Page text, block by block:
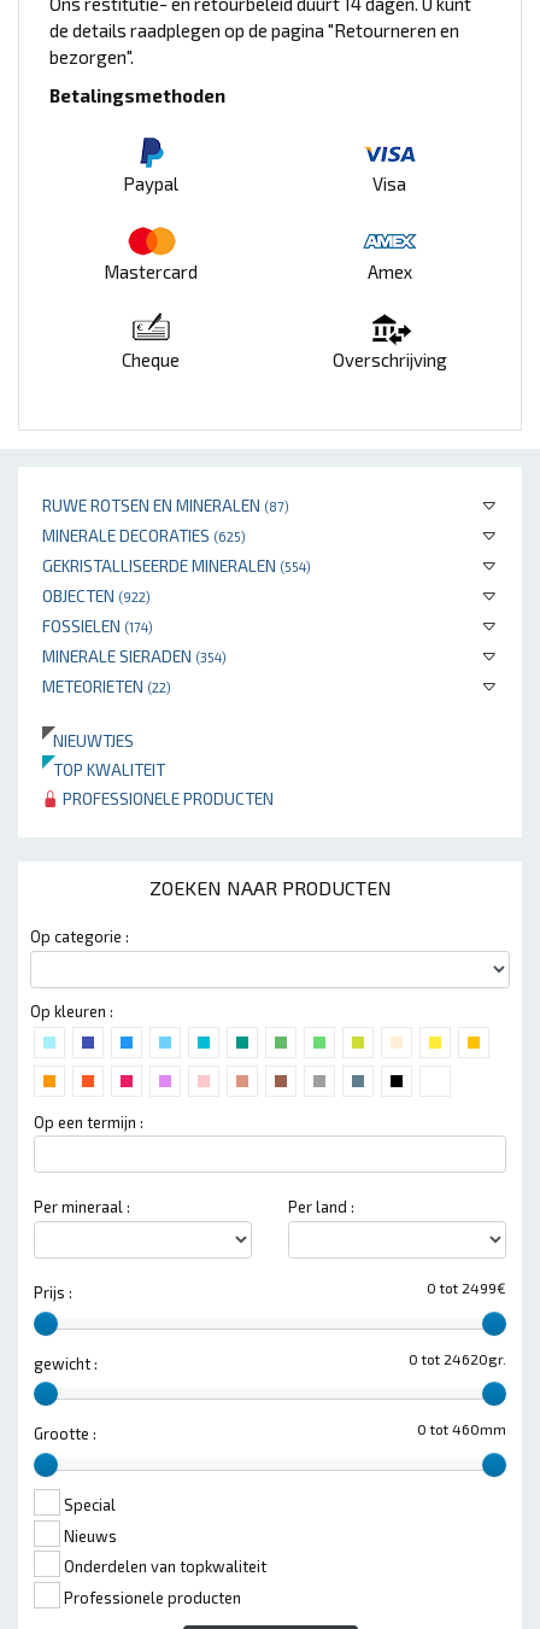
RUWE ROTSEN EN MINERALEN (87)
MINERALE DECORATIES (625)
GEKRISTALLISEERDE MINERALEN (554)
OBJECTEN (922)
FOSSIELEN (174)
MINERALE SIERADEN (354)
METEORIETEN (22)
NIEUWTJES
TOP KWALITEIT
PROFESSIONELE PRODUCTEN
ZOEKEN NAAR PRODUCTEN
Op categorie :
Op kleuren :
Op een termijn :
Per mineraal : Per land :
0 tot 2499€
Prijs :
0 tot 24620gr.
gewicht :
0 tot 460mm
Grootte :
Special
Nieuws
Onderdelen van topkwaliteit
Professionele producten
de details raadplegen op de pagina "Retourneren en
bezorgen".
Betalingsmethoden
Paypal Visa
Mastercard Amex
Cheque Overschrijving